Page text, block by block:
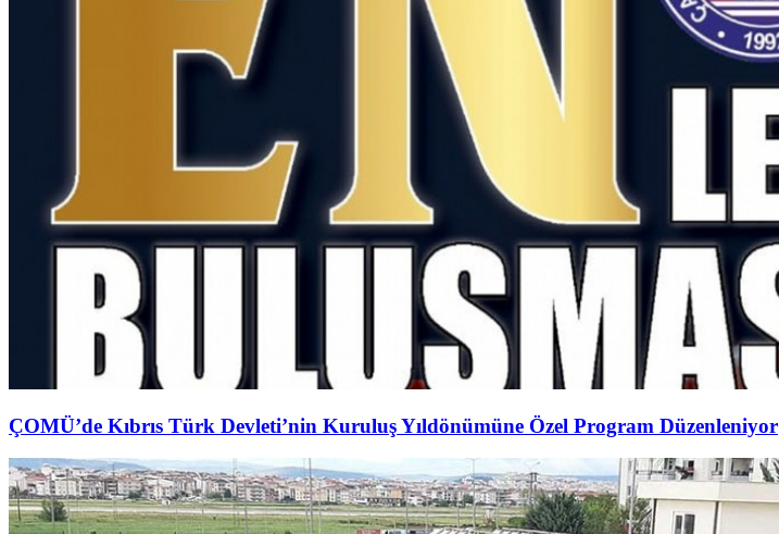
ÇOMÜ’de Kıbrıs Türk Devleti’nin Kuruluş Yıldönümüne Özel Program Düzenleniyor